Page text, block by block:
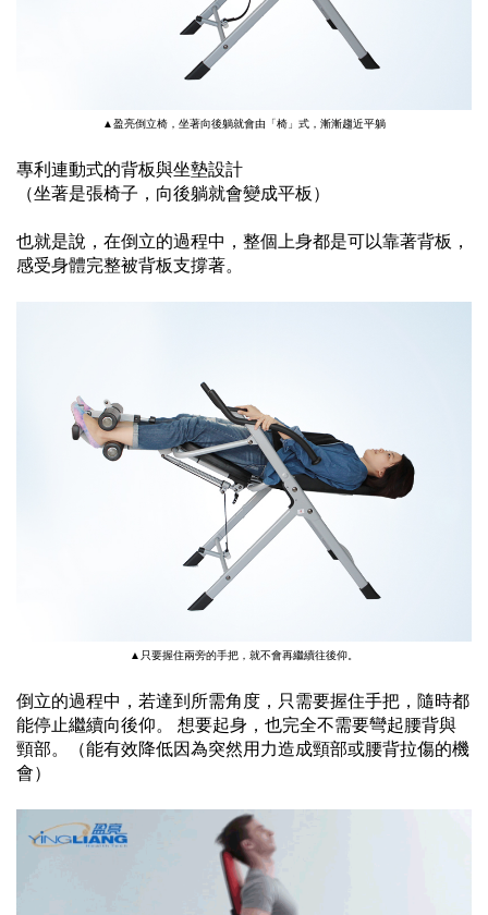
▲盈亮倒立椅，坐著向後躺就會由「椅」式，漸漸趨近平躺
專利連動式的背板與坐墊設計
（坐著是張椅子，向後躺就會變成平板）
也就是說，在倒立的過程中， 整個上身都是可以靠著背板，
感受身體完整被背板支撐著。
▲只要握住兩旁的手把，就不會再繼續往後仰。
倒立的過程中，若達到所需角度， 只需要握住手把，隨時都
能停止繼續向後仰。 想要起身， 也完全不需要彎起腰背與
頸部。
（能有效降低因為突然用力造成頸部或腰背拉傷的機
會）